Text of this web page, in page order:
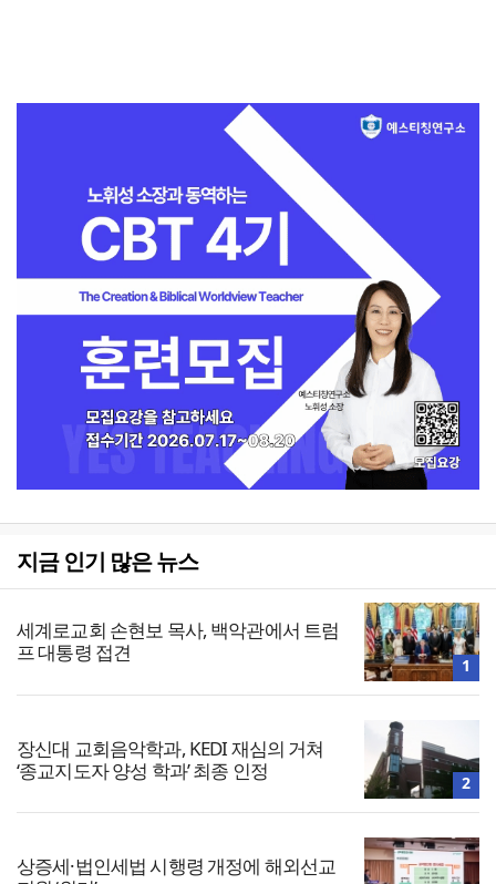
지금 인기 많은 뉴스
세계로교회 손현보 목사, 백악관에서 트럼
프 대통령 접견
1
장신대 교회음악학과, KEDI 재심의 거쳐
‘종교지도자 양성 학과’ 최종 인정
2
상증세·법인세법 시행령 개정에 해외선교